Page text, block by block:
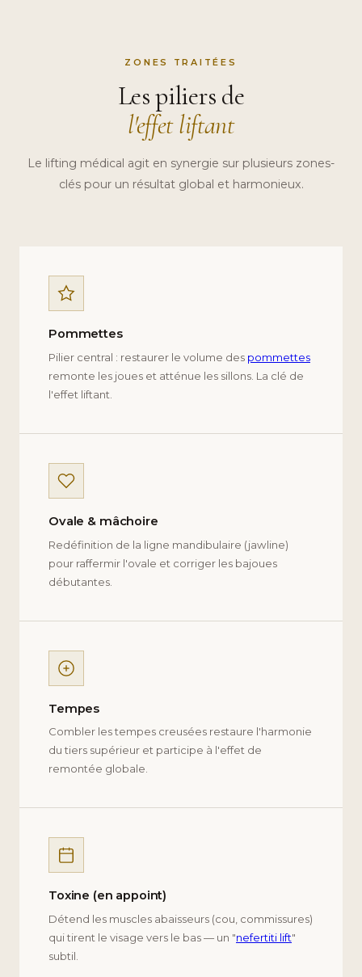
ZONES TRAITÉES
Les piliers de
l'effet liftant
Le lifting médical agit en synergie sur plusieurs zones-
clés pour un résultat global et harmonieux.
Pommettes
Pilier central : restaurer le volume des pommettes
remonte les joues et atténue les sillons. La clé de
l'effet liftant.
Ovale & mâchoire
Redéfinition de la ligne mandibulaire (jawline)
pour raffermir l'ovale et corriger les bajoues
débutantes.
Tempes
Combler les tempes creusées restaure l'harmonie
du tiers supérieur et participe à l'effet de
remontée globale.
Toxine (en appoint)
Détend les muscles abaisseurs (cou, commissures)
qui tirent le visage vers le bas — un "nefertiti lift"
subtil.